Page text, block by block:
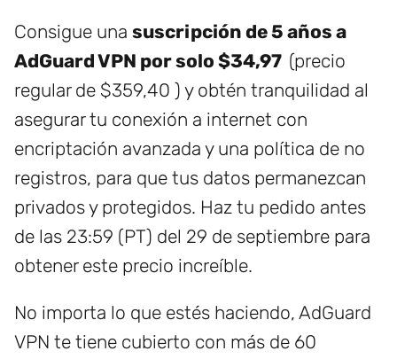
Consigue una suscripción de 5 años a
AdGuard VPN por solo $34,97 (precio
regular de $359,40 ) y obtén tranquilidad al
asegurar tu conexión a internet con
encriptación avanzada y una política de no
registros, para que tus datos permanezcan
privados y protegidos. Haz tu pedido antes
de las 23:59 (PT) del 29 de septiembre para
obtener este precio increíble.
No importa lo que estés haciendo, AdGuard
VPN te tiene cubierto con más de 60